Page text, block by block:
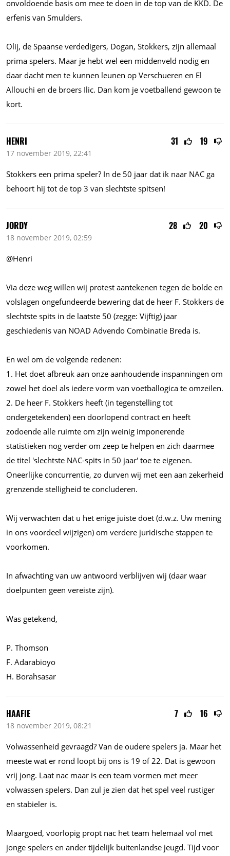
onvoldoende basis om mee te doen in de top van de KKD. De
erfenis van Smulders.
Olij, de Spaanse verdedigers, Dogan, Stokkers, zijn allemaal
prima spelers. Maar je hebt wel een middenveld nodig en
daar dacht men te kunnen leunen op Verschueren en El
Allouchi en de broers Ilic. Dan kom je voetballend gewoon te
kort.
31 19
HENRI
17 november 2019, 22:41
Stokkers een prima speler? In de 50 jaar dat ik naar NAC ga
behoort hij tot de top 3 van slechtste spitsen!
28 20
JORDY
18 november 2019, 02:59
@Henri
Via deze weg willen wij protest aantekenen tegen de bolde en
volslagen ongefundeerde bewering dat de heer F. Stokkers de
slechtste spits in de laatste 50 (zegge: Vijftig) jaar
geschiedenis van NOAD Advendo Combinatie Breda is.
En wel om de volgende redenen:
1. Het doet afbreuk aan onze aanhoudende inspanningen om
zowel het doel als iedere vorm van voetballogica te omzeilen.
2. De heer F. Stokkers heeft (in tegenstelling tot
ondergetekenden) een doorlopend contract en heeft
zodoende alle ruimte om zijn weinig imponerende
statistieken nog verder om zeep te helpen en zich daarmee
de titel 'slechtste NAC-spits in 50 jaar' toe te eigenen.
Oneerlijke concurrentie, zo durven wij met een aan zekerheid
grenzende stelligheid te concluderen.
Wij verwachten dat u het enige juiste doet (d.w.z. Uw mening
in ons voordeel wijzigen) om verdere juridische stappen te
voorkomen.
In afwachting van uw antwoord verblijven wij (daar waar
doelpunten geen vereiste zijn).
Was getekend,
P. Thomson
F. Adarabioyo
H. Borahsasar
7 16
HAAFIE
18 november 2019, 08:21
Volwassenheid gevraagd? Van de oudere spelers ja. Maar het
meeste wat er rond loopt bij ons is 19 of 22. Dat is gewoon
vrij jong. Laat nac maar is een team vormen met meer
volwassen spelers. Dan zul je zien dat het spel veel rustiger
en stabieler is.
Maargoed, voorlopig propt nac het team helemaal vol met
jonge spelers en ander tijdelijk buitenlandse jeugd. Tijd voor